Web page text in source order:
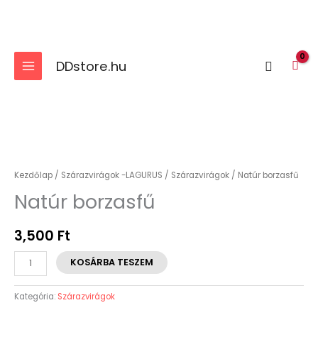
DDstore.hu Search
Kezdőlap/ Szárazvirágok -LAGURUS / Szárazvirágok/ Natúr borzasfű
Natúr borzasfű
3,500 Ft
mennyiség
KOSÁRBA TESZEM
Kategória: Szárazvirágok